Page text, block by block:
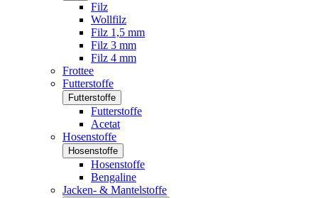
Filz
Wollfilz
Filz 1,5 mm
Filz 3 mm
Filz 4 mm
Frottee
Futterstoffe
Futterstoffe
Futterstoffe
Acetat
Hosenstoffe
Hosenstoffe
Hosenstoffe
Bengaline
Jacken- & Mantelstoffe